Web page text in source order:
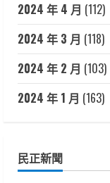
2024 年 4 月 (112)
2024 年 3 月 (118)
2024 年 2 月 (103)
2024 年 1 月 (163)
民正新聞